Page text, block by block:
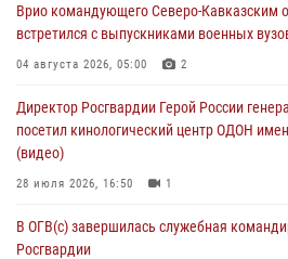
Кузнецова
07 августа 2026, 12:00
Смольного собора в Санкт-Петербурге
3 1
Врио командующего Северо-Кавказским
встретился с выпускниками военных
04 августа 2026, 05:00 2
Директор Росгвардии Герой России
посетил кинологический центр ОДОН
(видео)
28 июля 2026, 16:50 1
В ОГВ(с) завершилась служебная
Росгвардии